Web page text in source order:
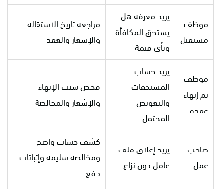
موظف
مستقيل
يريد معرفة هل
يستحق المكافأة
وبأي قيمة
مراجعة تاريخ الاستقالة
والإشعار والعقد
موظف
تم إنهاء
عقده
يريد حساب
المستحقات
والتعويض
المحتمل
فحص سبب الإنهاء
والإشعار والمخالصة
صاحب
عمل
يريد إغلاق ملف
عامل دون نزاع
كشف حساب واضح
ومخالصة سليمة وإثباتات
دفع